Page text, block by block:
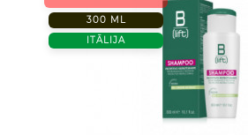
300 ML
ITĀLIJA